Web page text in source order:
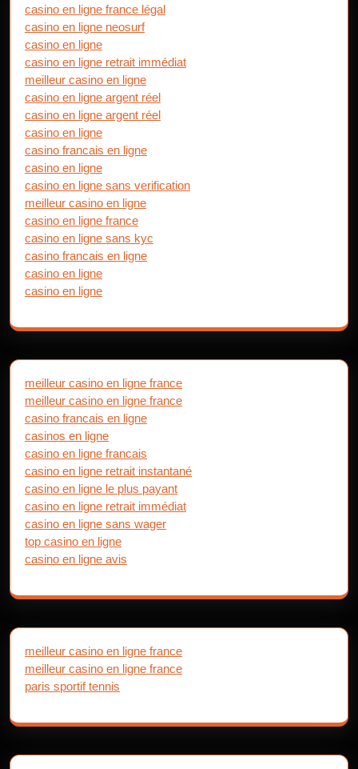
casino en ligne france légal
casino en ligne neosurf
casino en ligne
casino en ligne retrait immédiat
meilleur casino en ligne
casino en ligne argent réel
casino en ligne argent réel
casino en ligne
casino francais en ligne
casino en ligne
casino en ligne sans verification
meilleur casino en ligne
casino en ligne france
casino en ligne sans kyc
casino francais en ligne
casino en ligne
casino en ligne
meilleur casino en ligne france
meilleur casino en ligne france
casino francais en ligne
casinos en ligne
casino en ligne francais
casino en ligne retrait instantané
casino en ligne le plus payant
casino en ligne retrait immédiat
casino en ligne sans wager
top casino en ligne
casino en ligne avis
meilleur casino en ligne france
meilleur casino en ligne france
paris sportif tennis